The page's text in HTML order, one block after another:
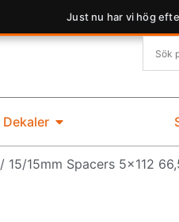
Just nu har vi hög
Dekaler
/ 15/15mm Spacers 5×112